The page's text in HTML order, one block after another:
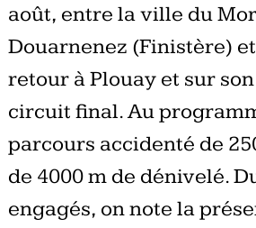
août, entre la ville du
Douarnenez (Finistère)
retour à Plouay et sur
circuit final. Au
parcours accidenté de
de 4000 m de dénivelé.
engagés, on note la